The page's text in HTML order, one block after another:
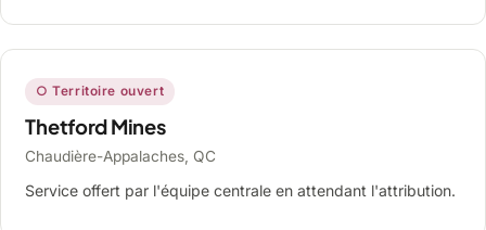
○ Territoire ouvert
Thetford Mines
Chaudière-Appalaches, QC
Service offert par l'équipe centrale en attendant l'attribution.